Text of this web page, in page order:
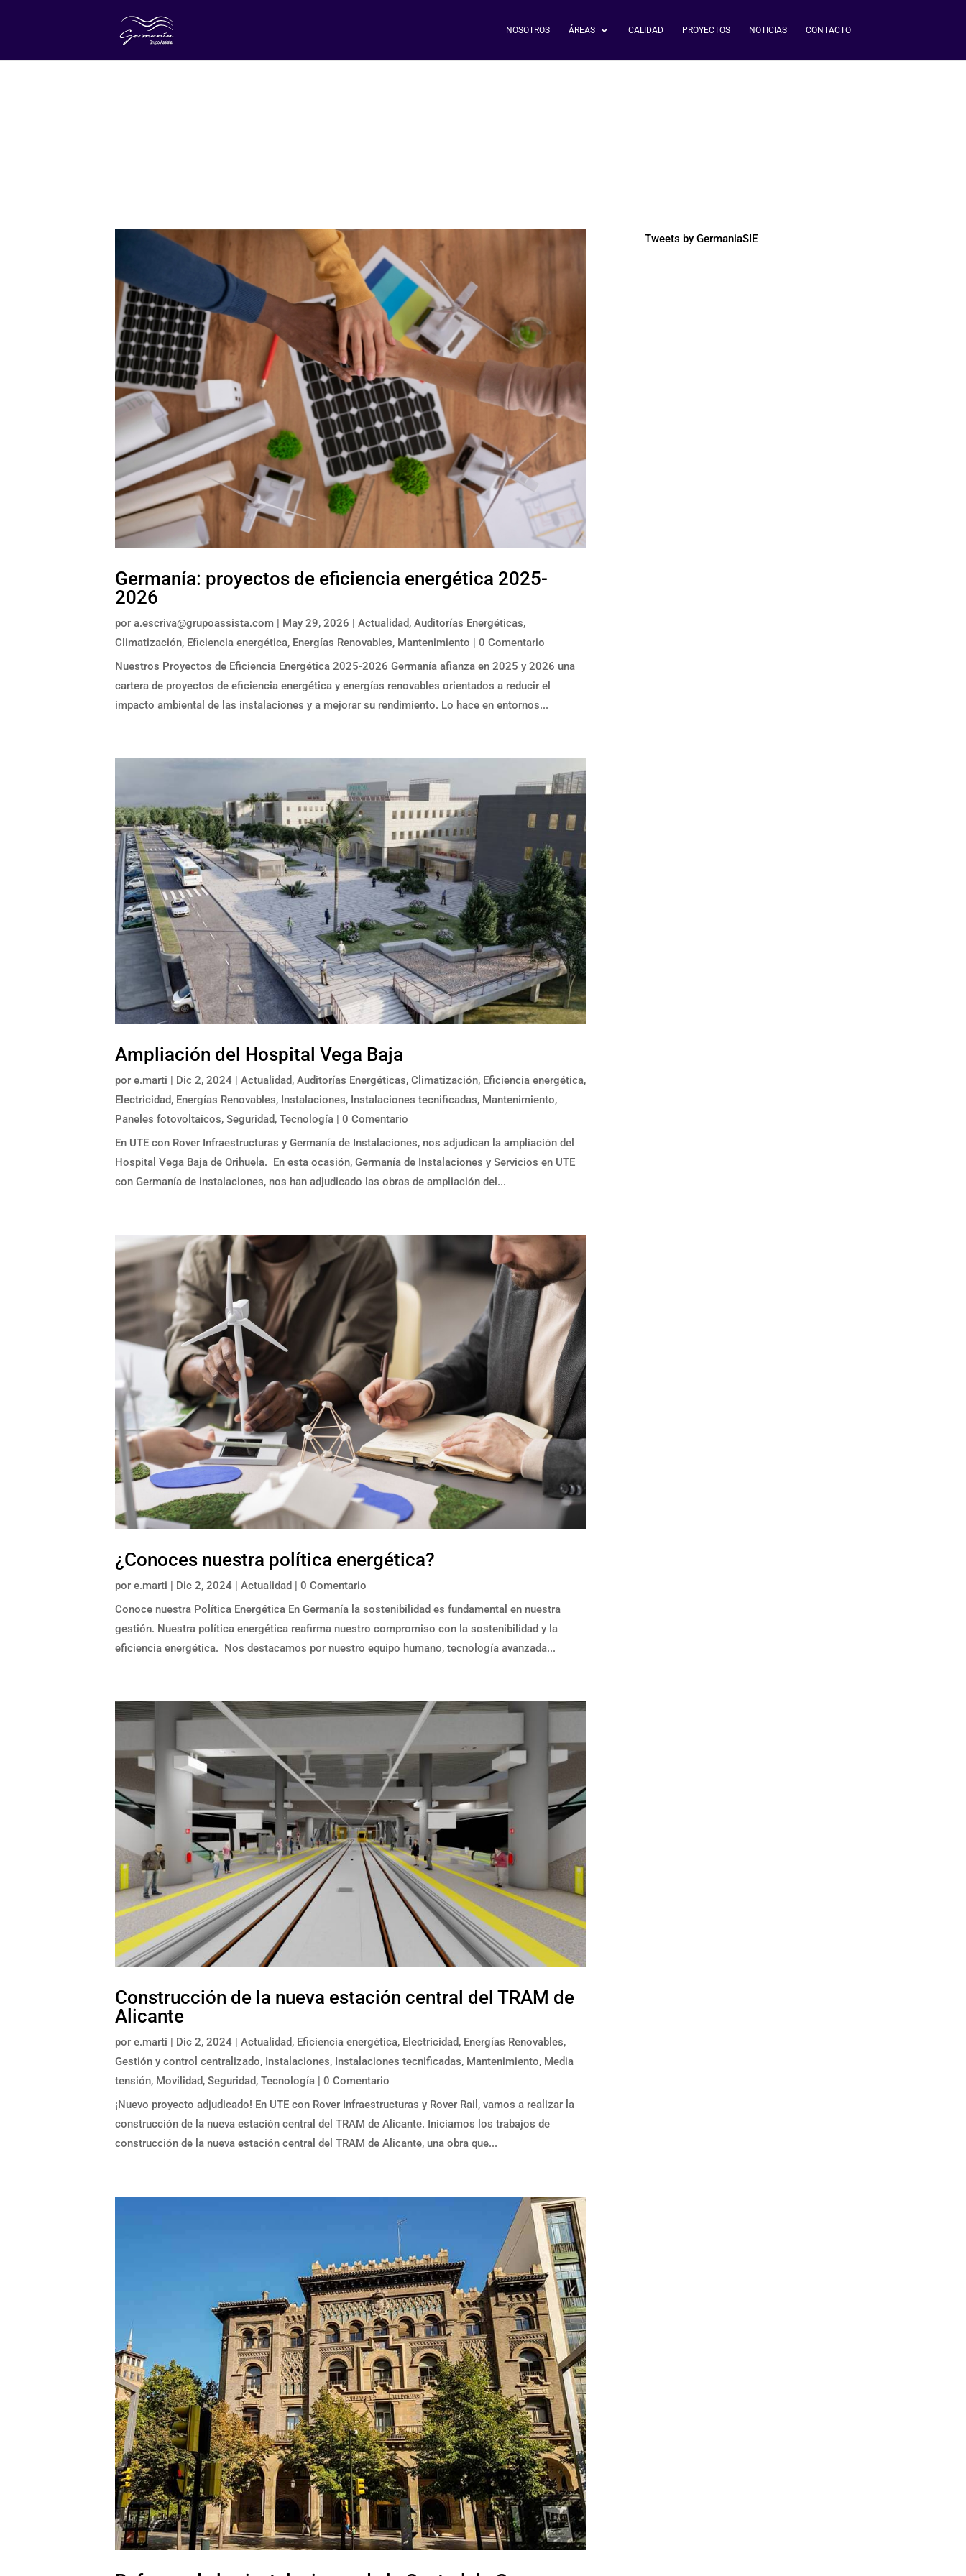
NOSOTROS ÁREAS CALIDAD PROYECTOS NOTICIAS CONTACTO
Germanía: proyectos de eficiencia energética 2025-
2026
por a.escriva@grupoassista.com | May 29, 2026 | Actualidad, Auditorías Energéticas,
Climatización, Eficiencia energética, Energías Renovables, Mantenimiento | 0 Comentario
Nuestros Proyectos de Eficiencia Energética 2025-2026 Germanía afianza en 2025 y 2026 una
cartera de proyectos de eficiencia energética y energías renovables orientados a reducir el
impacto ambiental de las instalaciones y a mejorar su rendimiento. Lo hace en entornos...
Ampliación del Hospital Vega Baja
por e.marti | Dic 2, 2024 | Actualidad, Auditorías Energéticas, Climatización, Eficiencia energética,
Electricidad, Energías Renovables, Instalaciones, Instalaciones tecnificadas, Mantenimiento,
Paneles fotovoltaicos, Seguridad, Tecnología | 0 Comentario
En UTE con Rover Infraestructuras y Germanía de Instalaciones, nos adjudican la ampliación del
Hospital Vega Baja de Orihuela. En esta ocasión, Germanía de Instalaciones y Servicios en UTE
con Germanía de instalaciones, nos han adjudicado las obras de ampliación del...
¿Conoces nuestra política energética?
por e.marti Dic 2, 2024 Actualidad
| 0 Comentario
Conoce nuestra Política Energética En Germanía la sostenibilidad es fundamental en nuestra
gestión. Nuestra política energética reafirma nuestro compromiso con la sostenibilidad y la
eficiencia energética. Nos destacamos por nuestro equipo humano, tecnología avanzada...
Construcción de la nueva estación central del TRAM de
Alicante
por e.marti | Dic 2, 2024 | Actualidad, Eficiencia energética, Electricidad, Energías Renovables,
Gestión y control centralizado, Instalaciones, Instalaciones tecnificadas, Mantenimiento, Media
tensión, Movilidad, Seguridad, Tecnología | 0 Comentario
¡Nuevo proyecto adjudicado! En UTE con Rover Infraestructuras y Rover Rail, vamos a realizar la
construcción de la nueva estación central del TRAM de Alicante. Iniciamos los trabajos de
construcción de la nueva estación central del TRAM de Alicante, una obra que...
Tweets by GermaniaSIE